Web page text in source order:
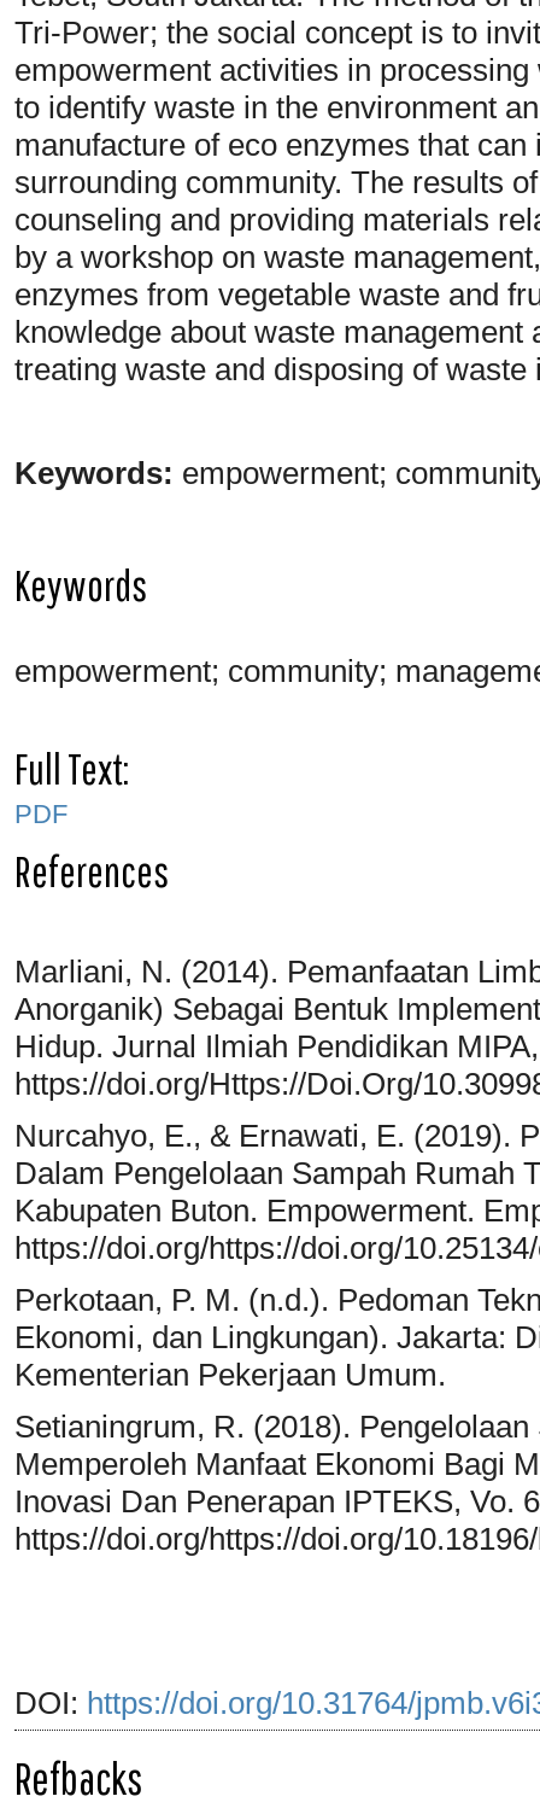
Tri-Power; the social concept is to
empowerment activities in
to identify waste in the environment
manufacture of eco enzymes that
surrounding community. The results
counseling and providing materials
by a workshop on waste
enzymes from vegetable waste and
knowledge about waste
treating waste and disposing of waste
Keywords: empowerment;
Keywords
empowerment; community;
Full Text:
PDF
References
Marliani, N. (2014). Pemanfaatan
Anorganik) Sebagai Bentuk
Hidup. Jurnal Ilmiah Pendidikan
https://doi.org/Https://Doi.Org/
Nurcahyo, E., & Ernawati, E. (2019).
Dalam Pengelolaan Sampah Rumah
Kabupaten Buton. Empowerment.
https://doi.org/https://doi.org/
Perkotaan, P. M. (n.d.). Pedoman
Ekonomi, dan Lingkungan). Jakarta:
Kementerian Pekerjaan Umum.
Setianingrum, R. (2018).
Memperoleh Manfaat Ekonomi Bagi
Inovasi Dan Penerapan IPTEKS, Vo.
https://doi.org/https://doi.org/
DOI: https://doi.org/10.31764/
Refbacks